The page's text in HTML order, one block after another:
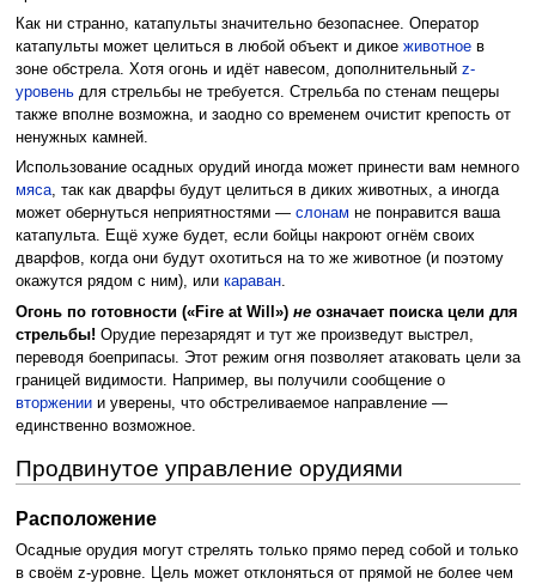
Как ни странно, катапульты значительно безопаснее. Оператор
катапульты может целиться в любой объект и дикое животноев
зоне обстрела. Хотя огонь и идёт навесом, дополнительный z-
уровеньдля стрельбы не требуется. Стрельба по стенам пещеры
также вполне возможна, и заодно со временем очистит крепость от
ненужных камней.
Использование осадных орудий иногда может принести вам немного
мяса, так как дварфы будут целиться в диких животных, а иногда
может обернуться неприятностями — слонам не понравится ваша
катапульта. Ещё хуже будет, если бойцы накроют огнём своих
дварфов, когда они будут охотиться на то же животное (и поэтому
окажутся рядом с ним), или караван.
Огонь по готовности («Fire at Will») неозначает поиска цели для
стрельбы! Орудие перезарядят и тут же произведут выстрел,
переводя боеприпасы. Этот режим огня позволяет атаковать цели за
границей видимости. Например, вы получили сообщение о
вторжениии уверены, что обстреливаемое направление —
единственно возможное.
Продвинутое управление орудиями
Расположение
Осадные орудия могут стрелять только прямо перед собой и только
в своём z-уровне. Цель может отклоняться от прямой не более чем